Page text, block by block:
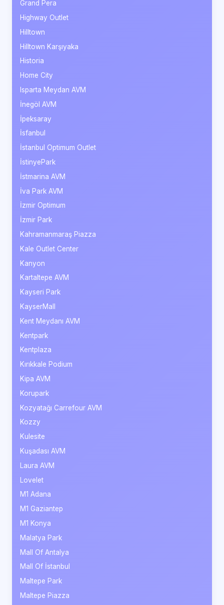
Grand Pera
Highway Outlet
Hilltown
Hilltown Karşıyaka
Historia
Home City
Isparta Meydan AVM
İnegöl AVM
İpeksaray
İsfanbul
İstanbul Optimum Outlet
İstinyePark
İstmarina AVM
İva Park AVM
İzmir Optimum
İzmir Park
Kahramanmaraş Piazza
Kale Outlet Center
Kanyon
Kartaltepe AVM
Kayseri Park
KayserMall
Kent Meydanı AVM
Kentpark
Kentplaza
Kırıkkale Podium
Kipa AVM
Korupark
Kozyatağı Carrefour AVM
Kozzy
Kulesite
Kuşadası AVM
Laura AVM
Lovelet
M1 Adana
M1 Gaziantep
M1 Konya
Malatya Park
Mall Of Antalya
Mall Of İstanbul
Maltepe Park
Maltepe Piazza